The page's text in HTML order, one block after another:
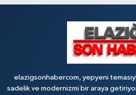
(HOZAT GARAJI OPET KARŞISI) 1. HARPUT
Yol Tarifi Al
elazigsonhabercom, yepyeni
sadelik ve modernizmi bir araya getiriyor.